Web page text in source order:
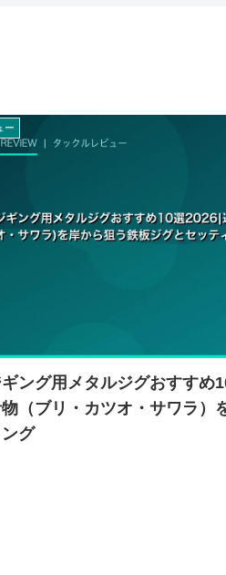
ー
ング用メタルジグおすすめ
（ブリ・カツオ・サワラ）
グ